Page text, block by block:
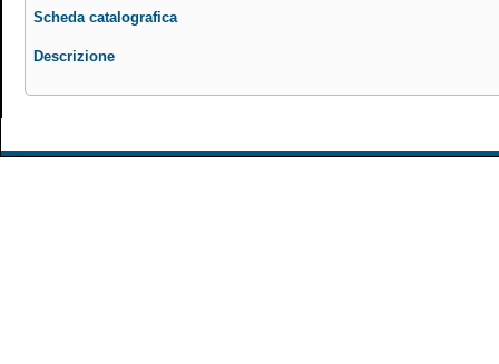
Scheda catalografica
Descrizione